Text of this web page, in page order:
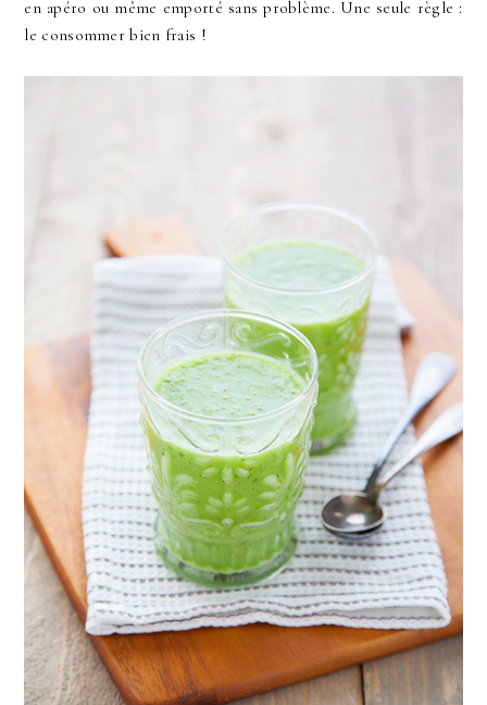
en apéro ou même emporté sans problème. Une seule règle :
le consommer bien frais !